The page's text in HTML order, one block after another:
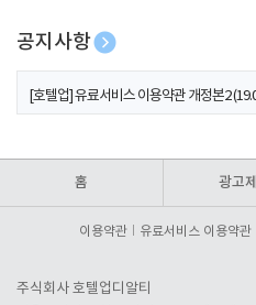
공지사항
[호텔업] 개인정보 처리방침 개정본1
[호텔업] 유료서비스 이용약관 개정본2
홈 광고
이용약관 유료서비스 이용약관
주식회사 호텔업디알티